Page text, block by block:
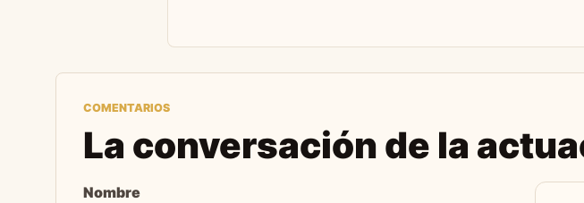
COMENTARIOS
La conversación de la
Nombre